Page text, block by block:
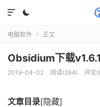


电脑软件  正文
Obsidium下载
2019-04-02 阅读(264) 评论
文章目录[隐藏]